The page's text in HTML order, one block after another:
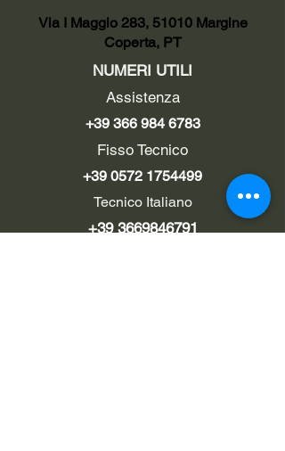
Via I Maggio 283, 51010 Margine
Coperta, PT
NUMERI UTILI
Assistenza
+39 366 984 6783
Fisso Tecnico
+39 0572 1754499
Tecnico Italiano
+39 3669846791